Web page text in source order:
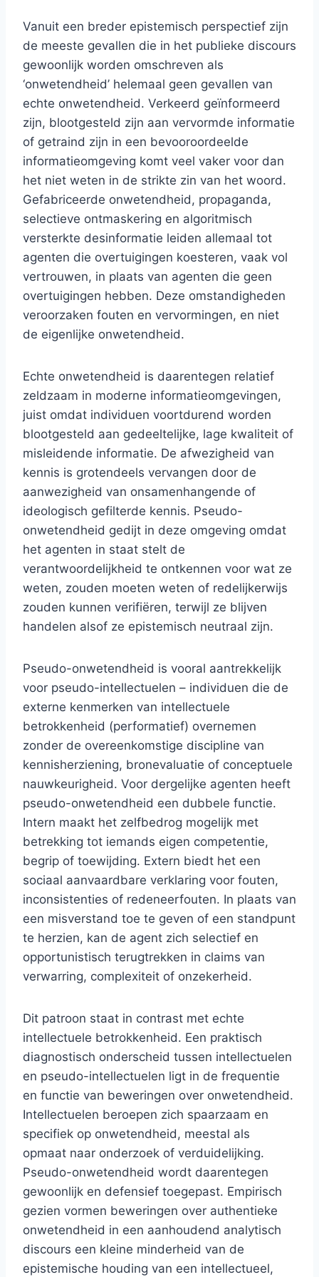
Vanuit een breder epistemisch perspectief zijn
de meeste gevallen die in het publieke discours
gewoonlijk worden omschreven als
‘onwetendheid’ helemaal geen gevallen van
echte onwetendheid. Verkeerd geïnformeerd
zijn, blootgesteld zijn aan vervormde informatie
of getraind zijn in een bevooroordeelde
informatieomgeving komt veel vaker voor dan
het niet weten in de strikte zin van het woord.
Gefabriceerde onwetendheid, propaganda,
selectieve ontmaskering en algoritmisch
versterkte desinformatie leiden allemaal tot
agenten die overtuigingen koesteren, vaak vol
vertrouwen, in plaats van agenten die geen
overtuigingen hebben. Deze omstandigheden
veroorzaken fouten en vervormingen, en niet
de eigenlijke onwetendheid.
Echte onwetendheid is daarentegen relatief
zeldzaam in moderne informatieomgevingen,
juist omdat individuen voortdurend worden
blootgesteld aan gedeeltelijke, lage kwaliteit of
misleidende informatie. De afwezigheid van
kennis is grotendeels vervangen door de
aanwezigheid van onsamenhangende of
ideologisch gefilterde kennis. Pseudo-
onwetendheid gedijt in deze omgeving omdat
het agenten in staat stelt de
verantwoordelijkheid te ontkennen voor wat ze
weten, zouden moeten weten of redelijkerwijs
zouden kunnen verifiëren, terwijl ze blijven
handelen alsof ze epistemisch neutraal zijn.
Pseudo-onwetendheid is vooral aantrekkelijk
voor pseudo-intellectuelen – individuen die de
externe kenmerken van intellectuele
betrokkenheid (performatief) overnemen
zonder de overeenkomstige discipline van
kennisherziening, bronevaluatie of conceptuele
nauwkeurigheid. Voor dergelijke agenten heeft
pseudo-onwetendheid een dubbele functie.
Intern maakt het zelfbedrog mogelijk met
betrekking tot iemands eigen competentie,
begrip of toewijding. Extern biedt het een
sociaal aanvaardbare verklaring voor fouten,
inconsistenties of redeneerfouten. In plaats van
een misverstand toe te geven of een standpunt
te herzien, kan de agent zich selectief en
opportunistisch terugtrekken in claims van
verwarring, complexiteit of onzekerheid.
Dit patroon staat in contrast met echte
intellectuele betrokkenheid. Een praktisch
diagnostisch onderscheid tussen intellectuelen
en pseudo-intellectuelen ligt in de frequentie
en functie van beweringen over onwetendheid.
Intellectuelen beroepen zich spaarzaam en
specifiek op onwetendheid, meestal als
opmaat naar onderzoek of verduidelijking.
Pseudo-onwetendheid wordt daarentegen
gewoonlijk en defensief toegepast. Empirisch
gezien vormen beweringen over authentieke
onwetendheid in een aanhoudend analytisch
discours een kleine minderheid van de
epistemische houding van een intellectueel,